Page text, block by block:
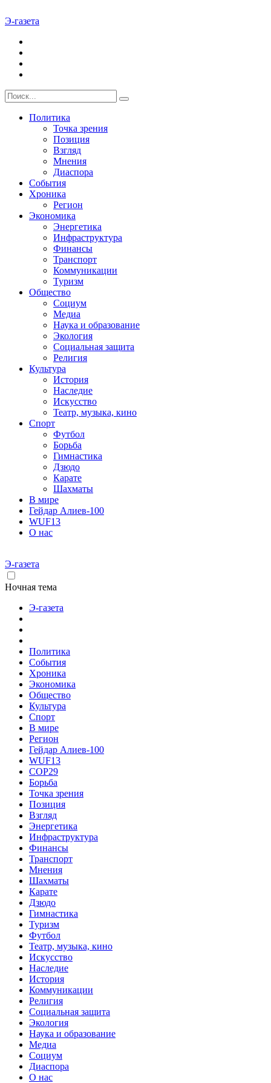
Э-газета
Политика
Точка зрения
Позиция
Взгляд
Мнения
Диаспора
События
Хроника
Регион
Экономика
Энергетика
Инфраструктура
Финансы
Транспорт
Коммуникации
Туризм
Общество
Социум
Медиа
Наука и образование
Экология
Социальная защита
Религия
Культура
История
Наследие
Искусство
Театр, музыка, кино
Спорт
Футбол
Борьба
Гимнастика
Дзюдо
Карате
Шахматы
В мире
Гейдар Алиев-100
WUF13
О нас
Э-газета
Ночная тема
Э-газета
Политика
События
Хроника
Экономика
Общество
Культура
Спорт
В мире
Регион
Гейдар Алиев-100
WUF13
COP29
Борьба
Точка зрения
Позиция
Взгляд
Энергетика
Инфраструктура
Финансы
Транспорт
Мнения
Шахматы
Карате
Дзюдо
Гимнастика
Туризм
Футбол
Театр, музыка, кино
Искусство
Наследие
История
Коммуникации
Религия
Социальная защита
Экология
Наука и образование
Медиа
Социум
Диаспора
О нас